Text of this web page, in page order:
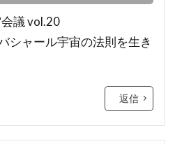
議 vol.20
シャール宇宙の法則を生き
返信